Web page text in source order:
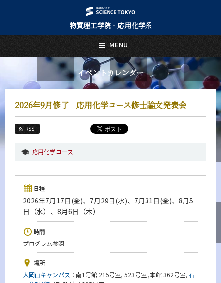
物質理工学院 - 応用化学系
イベントカレンダー
2026年9月修了 応用化学コース修士論文発表会
RSS
応用化学コース
日程
2026年7月17日(金)、7月29日(水)、7月31日(金)、8月5
日（水）、8月6日（木）
時間
プログラム参照
場所
大岡山キャンパス ：南1号館 215号室, 523号室 ,本館 362号室, 石
MENU
日本語 English
トップページ
Top Page
応用化学系について
About Us
Education
入学案内
Admissions
応用化学系 News
News
イベントカレンダー
Event Calendar
今後のイベント